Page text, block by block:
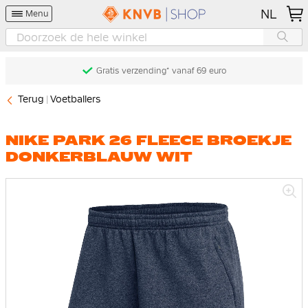
Menu NL
Gratis verzending* vanaf 69 euro
Terug Voetballers
NIKE PARK 26 FLEECE BROEKJE
DONKERBLAUW WIT